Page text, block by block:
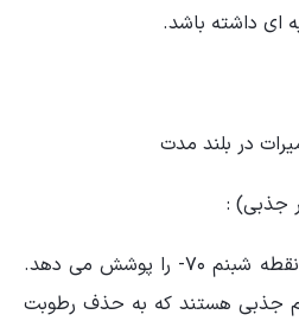
ای داشته باشد.
در بلند مدت
جذبی) :
کارآمدترین نوع درایر که تا نقطه شبنم ۷۰- را پوشش می دهد.
جذبی هستند که به حذف رطوبت